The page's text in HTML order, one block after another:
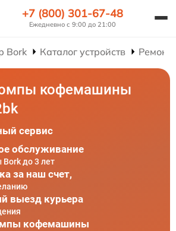
+7 (800) 301-67-48
Ежедневно с 9:00 до 21:00
Bork Каталог устройств
кофемашины
сервис
обслуживание
до 3 лет
за наш счет,
выезд курьера
кофемашины